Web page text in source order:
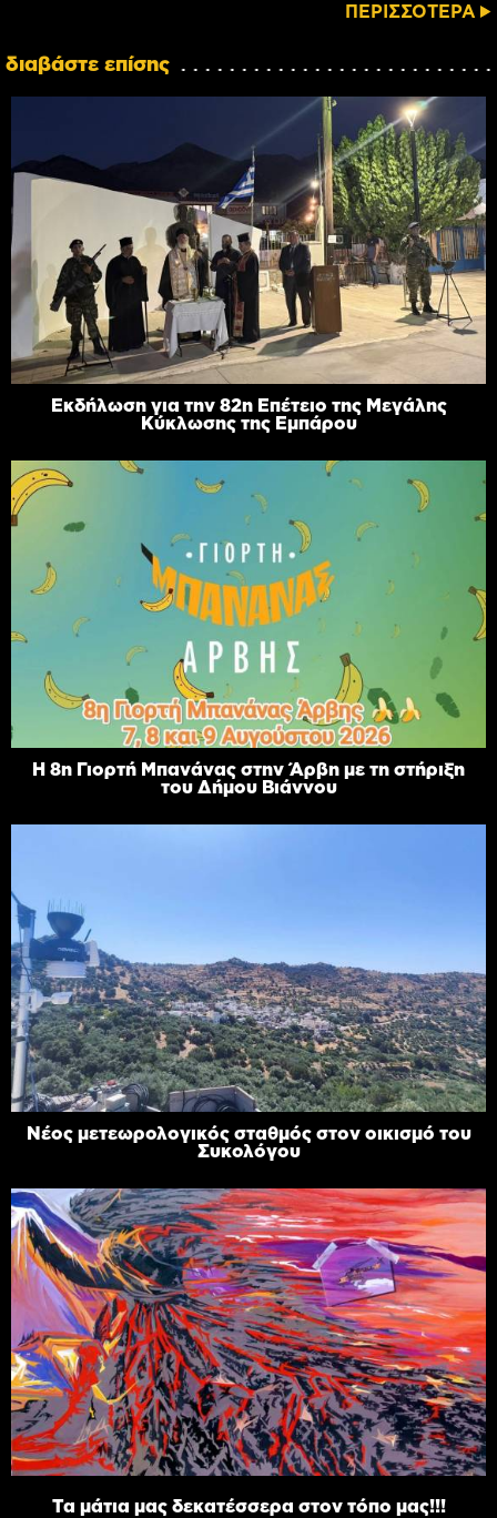
ΠΕΡΙΣΣΟΤΕΡΑ
διαβάστε επίσης
Εκδήλωση για την 82η Επέτειο της Μεγάλης
Κύκλωσης της Εμπάρου
Η 8η Γιορτή Μπανάνας στην Άρβη με τη στήριξη
του Δήμου Βιάννου
Νέος μετεωρολογικός σταθμός στον οικισμό του
Συκολόγου
Τα μάτια μας δεκατέσσερα στον τόπο μας!!!